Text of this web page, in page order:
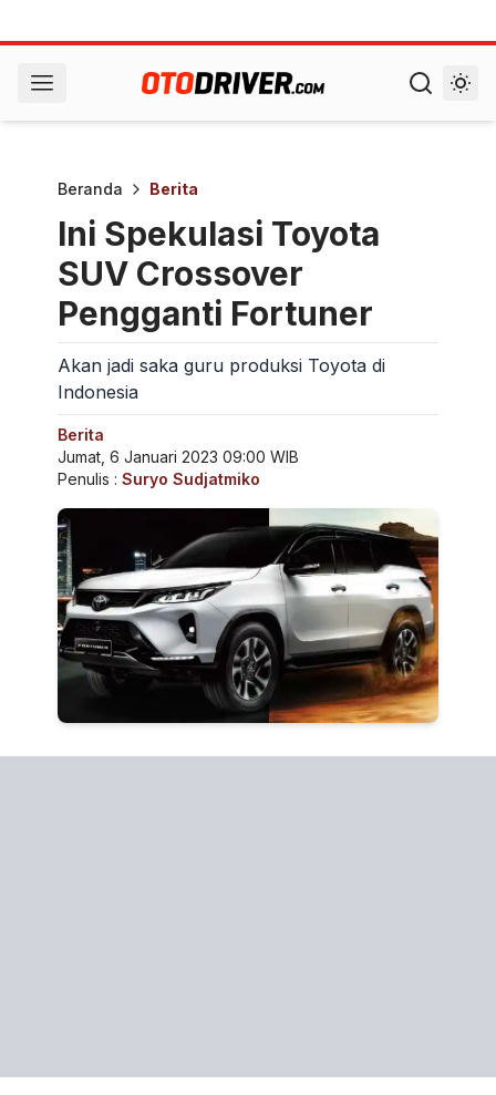
Beranda Berita
Ini Spekulasi Toyota
SUV Crossover
Pengganti Fortuner
Akan jadi saka guru produksi Toyota di
Indonesia
Berita
Jumat, 6 Januari 2023 09:00 WIB
Penulis : Suryo Sudjatmiko